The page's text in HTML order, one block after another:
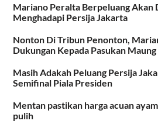
Mariano Peralta Berpeluang Akan
Menghadapi Persija Jakarta
Nonton Di Tribun Penonton,
Dukungan Kepada Pasukan
Masih Adakah Peluang Persija
Semifinal Piala Presiden
Mentan pastikan harga acuan
pulih